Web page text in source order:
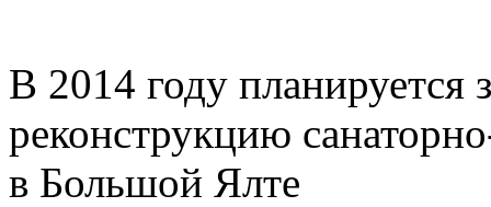
В 2014 году
реконструкцию
в Большой Ялте